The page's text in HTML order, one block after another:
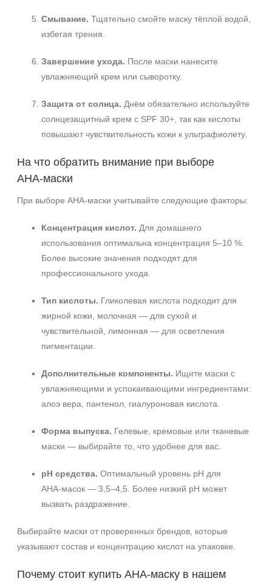
Смывание. Тщательно смойте маску тёплой водой,
избегая трения.
Завершение ухода. После маски нанесите
увлажняющий крем или сыворотку.
Защита от солнца. Днём обязательно используйте
солнцезащитный крем с SPF 30+, так как кислоты
повышают чувствительность кожи к ультрафиолету.
На что обратить внимание при выборе
AHA‑маски
При выборе AHA‑маски учитывайте следующие факторы:
Концентрация кислот. Для домашнего
использования оптимальна концентрация 5–10 %.
Более высокие значения подходят для
профессионального ухода.
Тип кислоты. Гликолевая кислота подходит для
жирной кожи, молочная — для сухой и
чувствительной, лимонная — для осветления
пигментации.
Дополнительные компоненты. Ищите маски с
увлажняющими и успокаивающими ингредиентами:
алоэ вера, пантенол, гиалуроновая кислота.
Форма выпуска. Гелевые, кремовые или тканевые
маски — выбирайте то, что удобнее для вас.
pH средства. Оптимальный уровень pH для
AHA‑масок — 3,5–4,5. Более низкий pH может
вызвать раздражение.
Выбирайте маски от проверенных брендов, которые
указывают состав и концентрацию кислот на упаковке.
Почему стоит купить AHA‑маску в нашем